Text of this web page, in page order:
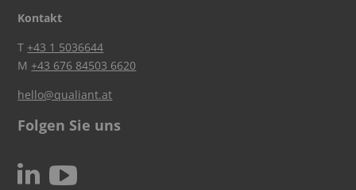
Kontakt
T+43 1 5036644
M+43 676 84503 6620
hello@qualiant.at
Folgen Sie uns
N c